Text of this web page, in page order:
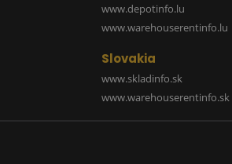
www.depotinfo.lu
www.warehouserentinfo.lu
Slovakia
www.skladinfo.sk
www.warehouserentinfo.sk